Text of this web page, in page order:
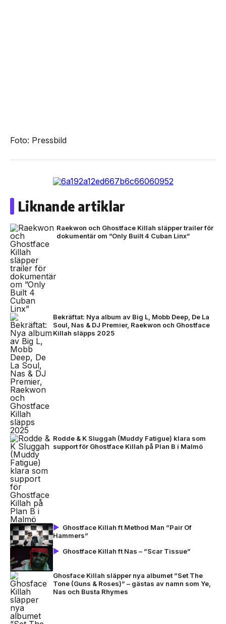
Foto: Pressbild
Liknande artiklar
Raekwon och Ghostface Killah släpper trailer för
dokumentär om ”Only Built 4 Cuban Linx”
Bekräftat: Nya album av Big L, Mobb Deep, De La
Soul, Nas & DJ Premier, Raekwon och Ghostface
Killah släpps 2025
Rodde & K Sluggah (Muddy Fatigue) klara som
support för Ghostface Killah på Plan B i Malmö
Ghostface Killah ft Method Man ”Pair Of
Hammers”
Ghostface Killah ft Nas – ”Scar Tissue”
Ghosface Killah släpper nya albumet ”Set The
Tone (Guns & Roses)” – gästas av namn som Ye,
Nas och Busta Rhymes